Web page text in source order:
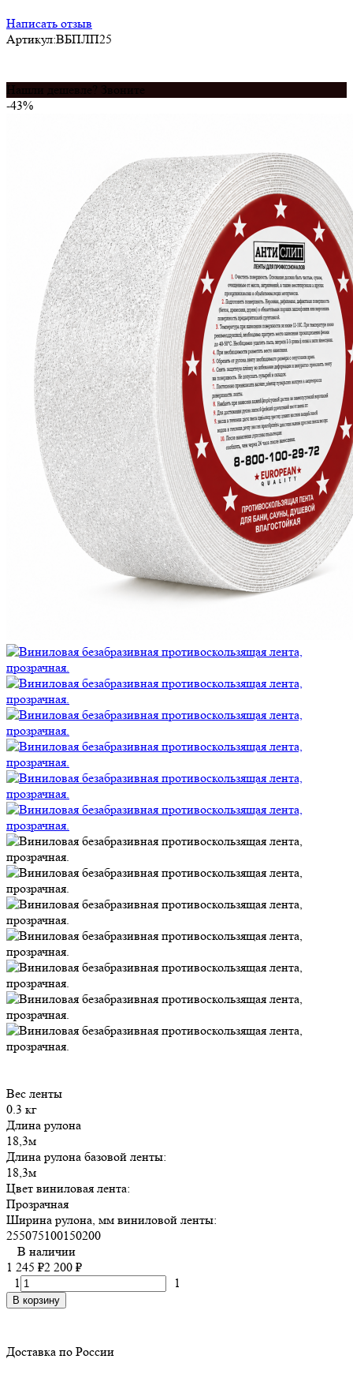
Написать отзыв
Артикул:ВБПЛП25
Нашли дешевле? Звоните
-43%
Вес ленты
0.3 кг
Длина рулона
18,3м
Длина рулона базовой ленты:
18,3м
Цвет виниловая лента:
Прозрачная
Ширина рулона, мм виниловой ленты:
255075100150200
В наличии
1 245 ₽2 200 ₽
1
1
В корзину
Доставка по России